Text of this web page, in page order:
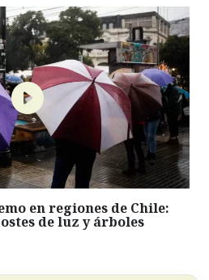
en regiones de Chile:
de luz y árboles